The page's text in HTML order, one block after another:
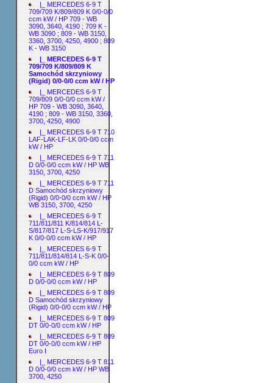
|_ MERCEDES 6-9 T
709/709 K/809/809 K 0/0-0/0
ccm kW / HP 709 - WB
3090, 3640, 4190 ; 709 K -
WB 3090 ; 809 - WB 3150,
3360, 3700, 4250, 4900 ; 809
K - WB 3150
|_ MERCEDES 6-9 T
709/709 K/809/809 K
Samochód skrzyniowy
(Rigid) 0/0-0/0 ccm kW / HP
|_ MERCEDES 6-9 T
709/809 0/0-0/0 ccm kW /
HP 709 - WB 3090, 3640,
4190 ; 809 - WB 3150, 3360,
3700, 4250, 4900
|_ MERCEDES 6-9 T 710
LAF-LAK-LF-LK 0/0-0/0 ccm
kW / HP
|_ MERCEDES 6-9 T 711
D 0/0-0/0 ccm kW / HP WB
3150, 3700, 4250
|_ MERCEDES 6-9 T 711
D Samochód skrzyniowy
(Rigid) 0/0-0/0 ccm kW / HP
WB 3150, 3700, 4250
|_ MERCEDES 6-9 T
711/811/811 K/814/814 L-
S/817/817 L-S-LS-K/917/917
K 0/0-0/0 ccm kW / HP
|_ MERCEDES 6-9 T
711/811/814/814 L-S-K 0/0-
0/0 ccm kW / HP
|_ MERCEDES 6-9 T 809
D 0/0-0/0 ccm kW / HP
|_ MERCEDES 6-9 T 809
D Samochód skrzyniowy
(Rigid) 0/0-0/0 ccm kW / HP
|_ MERCEDES 6-9 T 809
DT 0/0-0/0 ccm kW / HP
|_ MERCEDES 6-9 T 809
DT 0/0-0/0 ccm kW / HP
Euro I
|_ MERCEDES 6-9 T 811
D 0/0-0/0 ccm kW / HP WB
3700, 4250